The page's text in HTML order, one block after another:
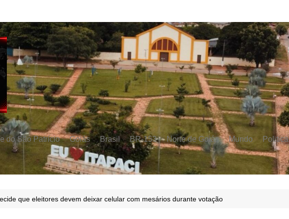
do São Patrício Goiás Brasil BR-153 Norte de Goiás Mundo Politica
que eleitores devem deixar celular com mesários durante votação